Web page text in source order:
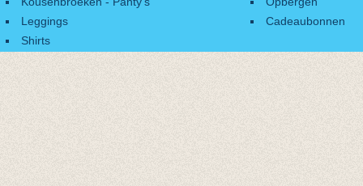
Leggings
Shirts
Cadeaubonnen